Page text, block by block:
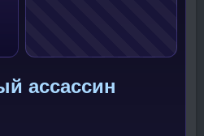
ассассин